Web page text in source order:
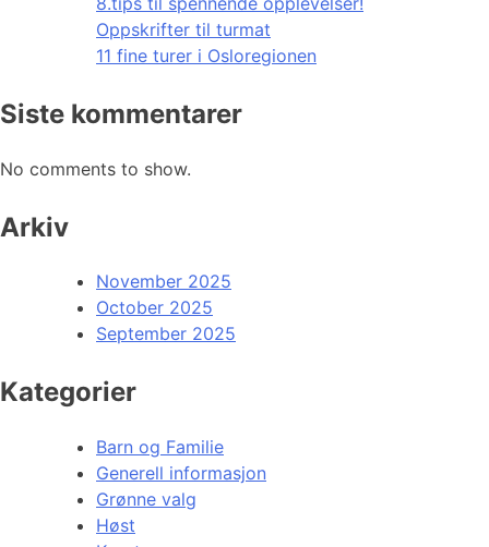
Oppskrifter til turmat
11 fine turer i Osloregionen
Siste kommentarer
No comments to show.
Arkiv
November 2025
October 2025
September 2025
Kategorier
Barn og Familie
Generell informasjon
Grønne valg
Høst